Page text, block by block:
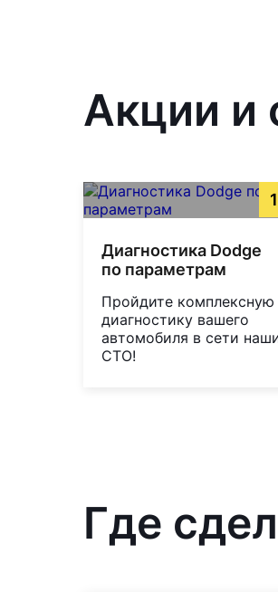
Акции и
Диагностика Dodge
по параметрам
Пройдите комплексную
диагностику вашего
автомобиля в сети
СТО!
Где